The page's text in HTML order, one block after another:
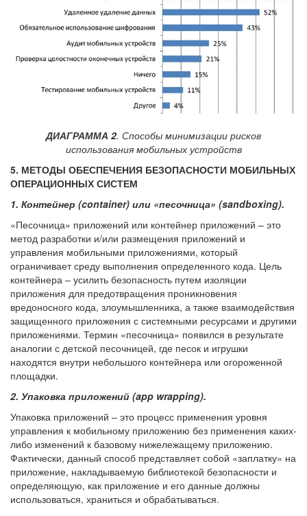
ДИАГРАММА 2. Способы минимизации рисков
использования мобильных устройств
5. МЕТОДЫ ОБЕСПЕЧЕНИЯ БЕЗОПАСНОСТИ МОБИЛЬНЫХ
ОПЕРАЦИОННЫХ СИСТЕМ
1. Контейнер (container) или «песочница» (sandboxing).
«Песочница» приложений или контейнер приложений – это
метод разработки и/или размещения приложений и
управления мобильными приложениями, который
ограничивает среду выполнения определенного кода. Цель
контейнера – усилить безопасность путем изоляции
приложения для предотвращения проникновения
вредоносного кода, злоумышленника, а также взаимодействия
защищенного приложения с системными ресурсами и другими
приложениями. Термин «песочница» появился в результате
аналогии с детской песочницей, где песок и игрушки
находятся внутри небольшого контейнера или огороженной
площадки.
2. Упаковка приложений (app wrapping).
Упаковка приложений – это процесс применения уровня
управления к мобильному приложению без применения каких-
либо изменений к базовому нижележащему приложению.
Фактически, данный способ представляет собой «заплатку» на
приложение, накладываемую библиотекой безопасности и
определяющую, как приложение и его данные должны
использоваться, храниться и обрабатываться.